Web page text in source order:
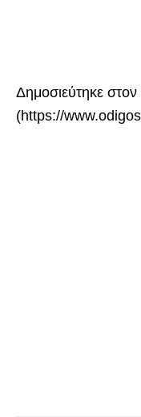
Δημοσιεύτηκε
(https://